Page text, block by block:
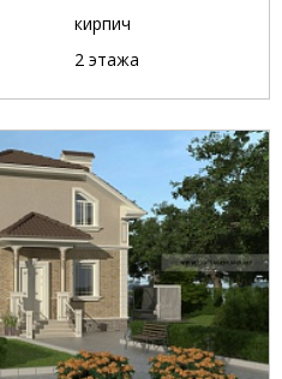
кирпич
2 этажа